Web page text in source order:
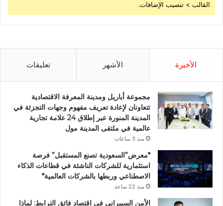
القالب > تنصيب الإضافات.
الأخيرة الأشهر تعليقات
مجموعة أباريل ومدينة المعرفة الاقتصادية
تتعاونان لإعادة تعريف مفهوم وجهات التجزئة في
المدينة المنورة عبر إطلاق 24 علامة تجارية
عالمية في ملتقى المدينة مول
منذ 3 ساعات
*معرض”السعودية تصنع المستقبل” فرصة
استثمارية للشركات الناشئة في قطاعات الذكاء
الاصطناعي وربطها بالشركات العالمية*
منذ 22 ساعة
الأمن السيبراني في اقتصاد فائق الترابط: لماذا